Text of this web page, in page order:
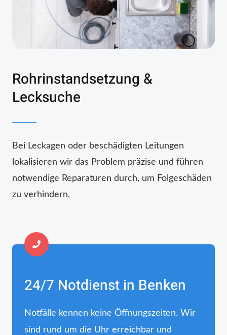
Rohrinstandsetzung &
Lecksuche
Bei Leckagen oder beschädigten Leitungen
lokalisieren wir das Problem präzise und führen
notwendige Reparaturen durch, um Folgeschäden
zu verhindern.
24/7 Notdienst in Benken
Notfälle kennen keine Öffnungszeiten. Wir
sind rund um die Uhr erreichbar und